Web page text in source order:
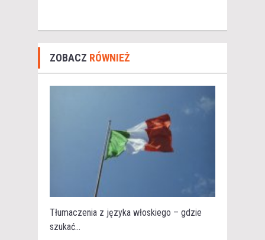
ZOBACZ RÓWNIEŻ
Tłumaczenia z języka włoskiego – gdzie
szukać...